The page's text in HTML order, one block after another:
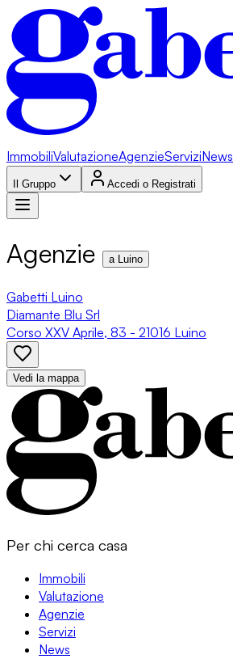
ImmobiliValutazioneAgenzieServiziNews
Il Gruppo Accedi o Registrati
Agenzie a Luino
Gabetti Luino
Diamante Blu Srl
Corso XXV Aprile, 83 - 21016 Luino
Vedi la mappa
Per chi cerca casa
Immobili
Valutazione
Agenzie
Servizi
News